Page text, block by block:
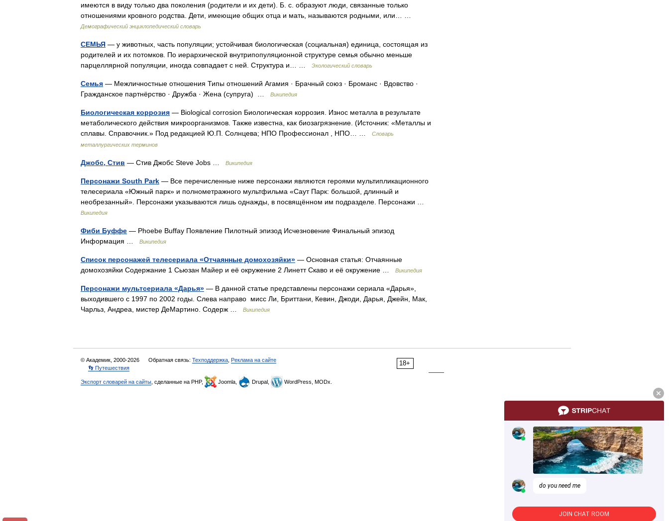
имеются в виду только два поколения (родители и их дети). Б. с. образуют люди, связанные только
отношениями кровного родства. Дети, имеющие общих отца и мать, называются родными, или… …
Демографический энциклопедический словарь
СЕМЬЯ — у животных, часть популяции; устойчивая биологическая (социальная) единица, состоящая из
родителей и их потомков. По иерархической внутрипопуляционной структуре семья обычно меньше
парцеллярной популяции, иногда совпадает с ней. Структура и… …
Экологический словарь
Семья — Межличностные отношения Типы отношений Агамия · Брачный союз · Броманс · Вдовство ·
Гражданское партнёрство · Дружба · Жена (супруга) …
Википедия
Биологическая коррозия — Biological corrosion Биологическая коррозия. Износ металла в результате
метаболического действия микроорганизмов. Также известна, как биозагрязнение. (Источник: «Металлы и
сплавы. Справочник.» Под редакцией Ю.П. Солнцева; НПО Профессионал , НПО… …
Словарь
металлургических терминов
Джобс, Стив — Стив Джобс Steve Jobs … Википедия
Персонажи South Park — Все перечисленные ниже персонажи являются героями мультипликационного
телесериала «Южный парк» и полнометражного мультфильма «Саут Парк: большой, длинный и
необрезанный». Персонажи указываются лишь однажды, в посвящённом им подразделе. Персонажи …
Википедия
Фиби Буффе — Phoebe Buffay Появление Пилотный эпизод Исчезновение Финальный эпизод
Информация …
Википедия
Список персонажей телесериала «Отчаянные домохозяйки» — Основная статья: Отчаянные
домохозяйки Содержание 1 Сьюзан Майер и её окружение 2 Линетт Скаво и её окружение …
Википедия
Персонажи мультсериала «Дарья» — В данной статье представлены персонажи сериала «Дарья»,
выходившего с 1997 по 2002 годы. Слева направо мисс Ли, Бриттани, Кевин, Джоди, Дарья, Джейн, Мак,
Чарльз, Андреа, мистер ДеМартино. Содерж …
Википедия
18+
© Академик, 2000-2026 Обратная связь: Техподдержка Реклама на сайте
👣 Путешествия
Экспорт словарей на сайты , сделанные на PHP, Joomla, Drupal, WordPress, MODx.